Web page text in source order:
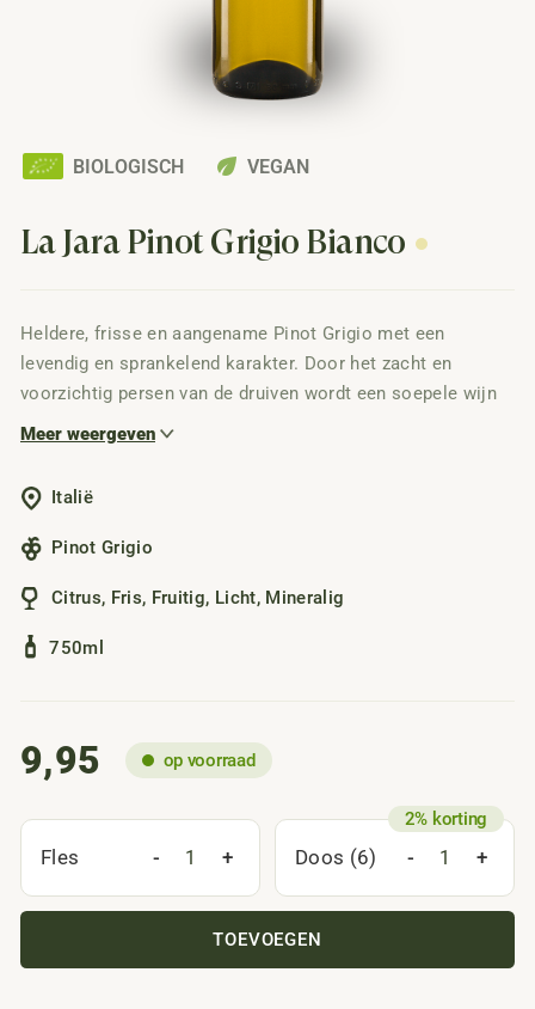
BIOLOGISCH eco VEGAN
La Jara Pinot Grigio Bianco
Heldere, frisse en aangename Pinot Grigio met een
levendig en sprankelend karakter. Door het zacht en
voorzichtig persen van de druiven wordt een soepele wijn
verkregen zonder harde zuren, maar met behoud van
Meer weergeven
Italië
Pinot Grigio
Citrus, Fris, Fruitig, Licht, Mineralig
750ml
9,95 op voorraad
Fles - + Doos (6) - +
TOEVOEGEN